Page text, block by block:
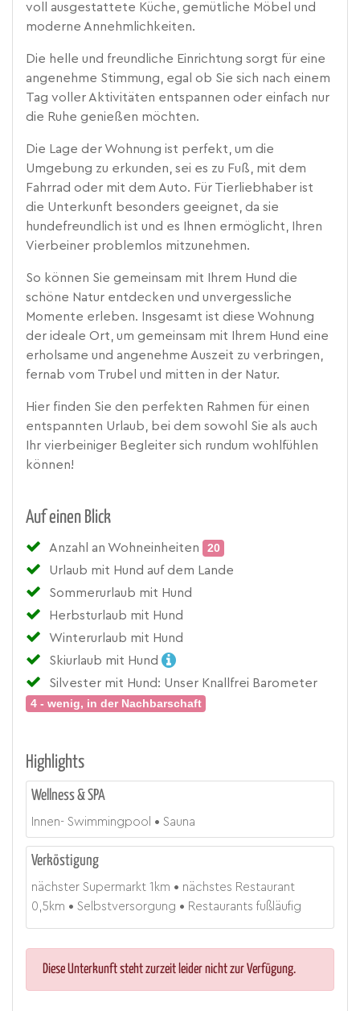
voll ausgestattete Küche, gemütliche Möbel und
moderne Annehmlichkeiten.
Die helle und freundliche Einrichtung sorgt für eine
angenehme Stimmung, egal ob Sie sich nach einem
Tag voller Aktivitäten entspannen oder einfach nur
die Ruhe genießen möchten.
Die Lage der Wohnung ist perfekt, um die
Umgebung zu erkunden, sei es zu Fuß, mit dem
Fahrrad oder mit dem Auto. Für Tierliebhaber ist
die Unterkunft besonders geeignet, da sie
hundefreundlich ist und es Ihnen ermöglicht, Ihren
Vierbeiner problemlos mitzunehmen.
So können Sie gemeinsam mit Ihrem Hund die
schöne Natur entdecken und unvergessliche
Momente erleben. Insgesamt ist diese Wohnung
der ideale Ort, um gemeinsam mit Ihrem Hund eine
erholsame und angenehme Auszeit zu verbringen,
fernab vom Trubel und mitten in der Natur.
Hier finden Sie den perfekten Rahmen für einen
entspannten Urlaub, bei dem sowohl Sie als auch
Ihr vierbeiniger Begleiter sich rundum wohlfühlen
können!
Auf einen Blick
Anzahl an Wohneinheiten
20
Urlaub mit Hund auf dem Lande
Sommerurlaub mit Hund
Herbsturlaub mit Hund
Winterurlaub mit Hund
Skiurlaub mit Hund
Silvester mit Hund: Unser Knallfrei Barometer
4 - wenig, in der Nachbarschaft
Highlights
Wellness & SPA
Innen- Swimmingpool Sauna
Verköstigung
nächster Supermarkt 1 km
nächstes Restaurant
0,5 km Selbstversorgung Restaurants fußläufig
Diese Unterkunft steht zurzeit leider nicht zur Verfügung.